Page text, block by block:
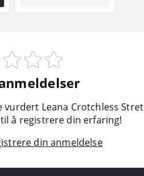
Leana Crotchless
å registrere din erfaring!
din anmeldelse